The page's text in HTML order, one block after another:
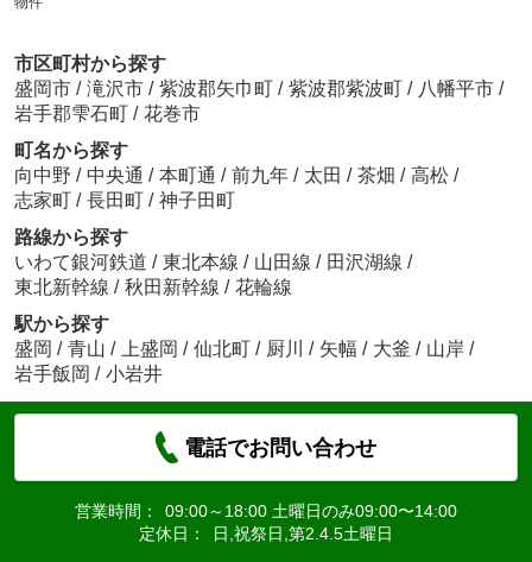
市区町村から探す
盛岡市 / 滝沢市 / 紫波郡矢巾町 / 紫波郡紫波町 / 八幡平市 /
岩手郡雫石町 / 花巻市
町名から探す
向中野 / 中央通 / 本町通 / 前九年 / 太田 / 茶畑 / 高松 /
志家町 / 長田町 / 神子田町
路線から探す
いわて銀河鉄道 / 東北本線 / 山田線 / 田沢湖線 /
東北新幹線 / 秋田新幹線 / 花輪線
駅から探す
盛岡 / 青山 / 上盛岡 / 仙北町 / 厨川 / 矢幅 / 大釜 / 山岸 /
岩手飯岡 / 小岩井
電話でお問い合わせ
営業時間：
09:00～18:00 土曜日のみ09:00〜14:00
定休日：
日,祝祭日,第2.4.5土曜日